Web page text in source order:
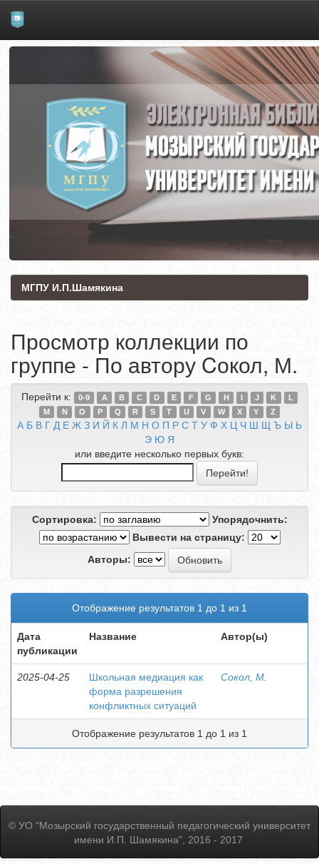
Skip
МГПУ И.П.Шамякина
Просмотр коллекции по
группе - По автору Cокол, М.
Перейти к: 0-9 A B C D E F G H I J K
L
M
N O P Q R S T U V W X Y Z
А Б В Г Д Е Ж З И Й К Л М Н О П Р С Т У Ф Х Ц Ч Ш Щ Ъ Ы Ь
Э Ю Я
или введите несколько первых букв:
Сортировка:
Упорядочнить:
Вывести на страницу:
Авторы:
Отображение результатов 1 до 1 из 1
Дата
публикации
Название Автор(ы)
2025-04-25
Школьная медиация как
форма разрешения
конфликтных ситуаций
Cокол, М.
Отображение результатов 1 до 1 из 1
© УО "Мозырский государственный педагогический университет
имени И.П. Шамякина", 2016 - 2017